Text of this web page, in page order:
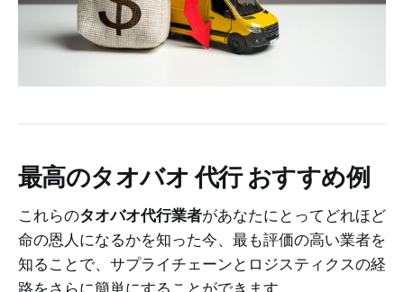
最高のタオバオ 代行 おすすめ例
これらのタオバオ代行業者があなたにとってどれほど
命の恩人になるかを知った今、最も評価の高い業者を
知ることで、サプライチェーンとロジスティクスの経